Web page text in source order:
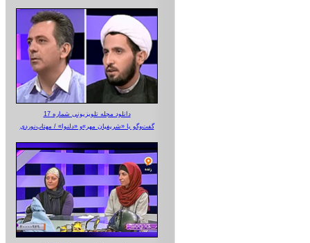
دانلود مجله تلویزیونی شماره 17
گفت‌وگو با «شریفیان مهر»‌و «دلنوا» / مهتاب‌نوردی